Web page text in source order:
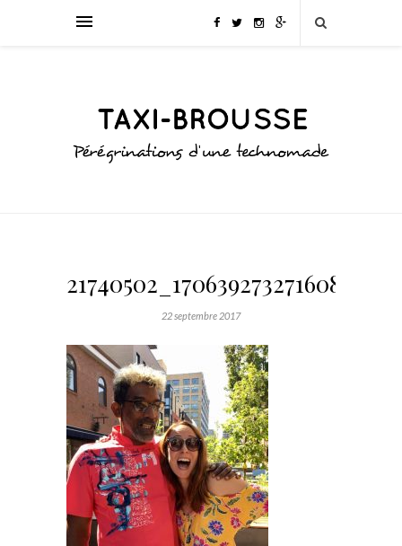
22 septembre 2017